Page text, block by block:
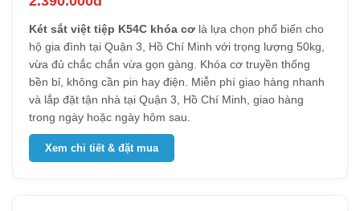
Két sắt việt tiệp K54C khóa cơ là lựa chọn phổ biến cho
hộ gia đình tại Quận 3, Hồ Chí Minh với trọng lượng 50kg,
vừa đủ chắc chắn vừa gọn gàng. Khóa cơ truyền thống
bền bỉ, không cần pin hay điện. Miễn phí giao hàng nhanh
và lắp đặt tận nhà tại Quận 3, Hồ Chí Minh, giao hàng
trong ngày hoặc ngày hôm sau.
Xem chi tiết & đặt mua